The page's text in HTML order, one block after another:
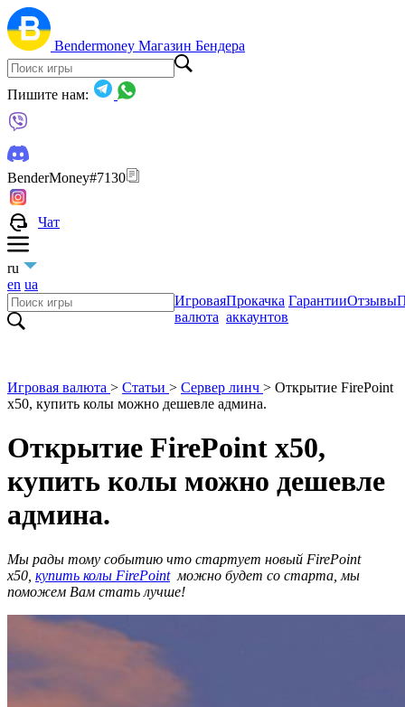
Bendermoney Магазин Бендера
Пишите нам:
BenderMoney#7130
Чат
ru
en ua
Игровая
валюта
Прокачка
аккаунтов
ГарантииОтзывы
Игровая валюта > Статьи > Сервер линч > Открытие FirePoint
x50, купить колы можно дешевле админа.
Открытие FirePoint x50,
купить колы можно дешевле
админа.
Мы рады тому событию что стартует новый FirePoint
x50, купить колы FirePointможно будет со старта, мы
поможем Вам стать лучше!